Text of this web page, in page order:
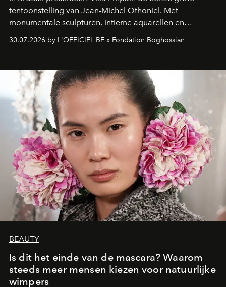
tentoonstelling van Jean-Michel Othoniel. Met
monumentale sculpturen, intieme aquarellen en
fonkelend Murano-glas creëert de Franse kunstenaar
een emotionele reis waarin elk werk de herinnering
moment van verwondering.
30.07.2026 by L'OFFICIEL BE x Fondation Boghossian
BEAUTY
Is dit het einde van de mascara? Waarom
steeds meer mensen kiezen voor natuurlijke
wimpers